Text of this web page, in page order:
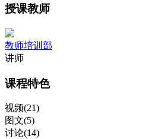
授课教师
教师培训部
讲师
课程特色
视频(21)
图文(5)
讨论(14)